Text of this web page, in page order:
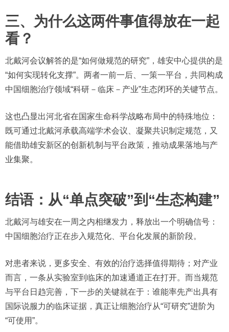
三、为什么这两件事值得放在一起
看？
北戴河会议解答的是“如何做规范的研究”，雄安中心提供的是
“如何实现转化支撑”。两者一前一后、一策一平台，共同构成
中国细胞治疗领域“科研－临床－产业”生态闭环的关键节点。
这也凸显出河北省在国家生命科学战略布局中的特殊地位：
既可通过北戴河承载高端学术会议、凝聚共识制定规范，又
能借助雄安新区的创新机制与平台政策，推动成果落地与产
业集聚。
结语：从“单点突破”到“生态构建”
北戴河与雄安在一周之内相继发力，释放出一个明确信号：
中国细胞治疗正在步入规范化、平台化发展的新阶段。
对患者来说，更多安全、有效的治疗选择值得期待；对产业
而言，一条从实验室到临床的加速通道正在打开。而当规范
与平台日趋完善，下一步的关键就在于：谁能率先产出具有
国际说服力的临床证据，真正让细胞治疗从“可研究”进阶为
“可使用”。